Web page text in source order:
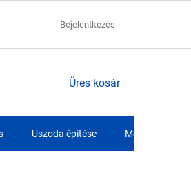
SZÁLLÍTÁSI FELTÉTELEK
Bejelentkezés
KOSÁR
Üres kosár
Uszoda építése Medence fóliák